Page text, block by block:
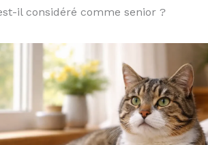
il considéré comme senior ?